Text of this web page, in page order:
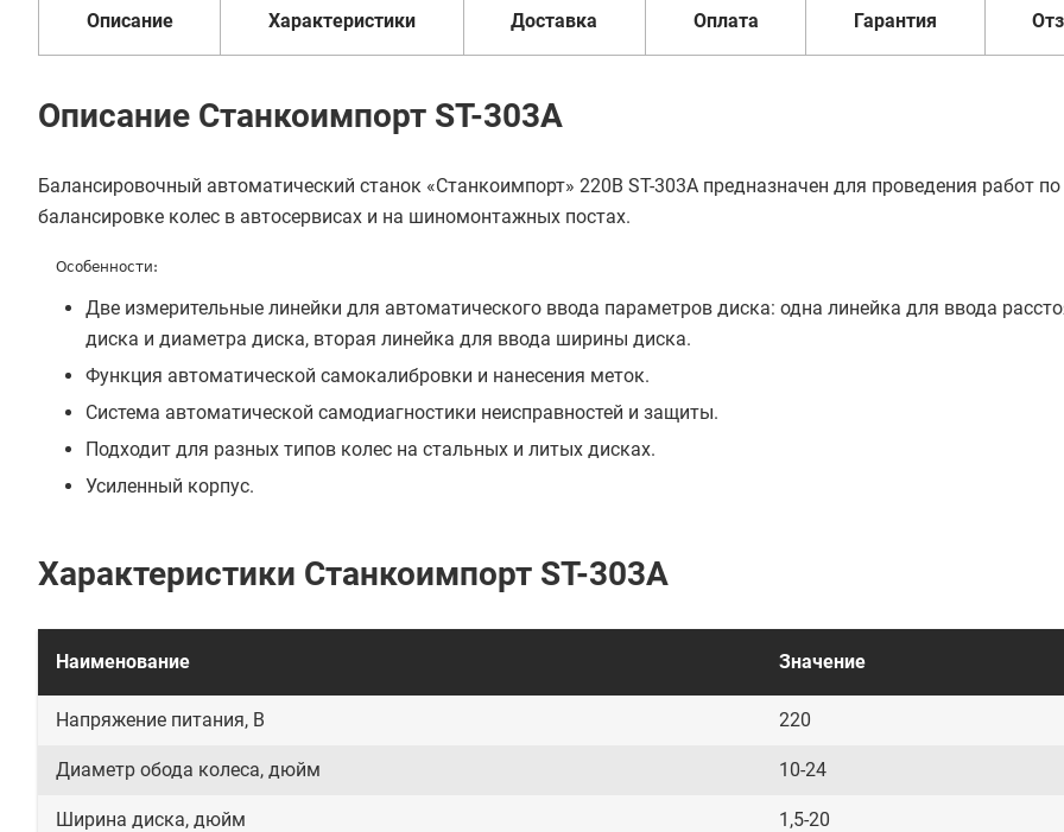
Купить в 1 клик
мес
Описание Характеристики Доставка Оплата Гарантия
Описание Станкоимпорт ST-303A
Балансировочный автоматический станок «Станкоимпорт» 220В ST-303А предназначен для проведения работ по
балансировке колес в автосервисах и на шиномонтажных постах.
Особенности:
Две измерительные линейки для автоматического ввода параметров диска: одна линейка для ввода
диска и диаметра диска, вторая линейка для ввода ширины диска.
Функция автоматической самокалибровки и нанесения меток.
Система автоматической самодиагностики неисправностей и защиты.
Подходит для разных типов колес на стальных и литых дисках.
Усиленный корпус.
Характеристики Станкоимпорт ST-303A
Наименование Значение
Напряжение питания, В 220
Диаметр обода колеса, дюйм 10-24
Ширина диска, дюйм 1,5-20